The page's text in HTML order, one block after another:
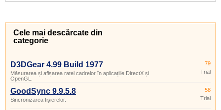
Cele mai descărcate din
categorie
D3DGear 4.99 Build 1977
Măsurarea și afișarea ratei cadrelor în aplicațiile DirectX și
OpenGL.
79
Trial
GoodSync 9.9.5.8
Sincronizarea fișierelor.
58
Trial